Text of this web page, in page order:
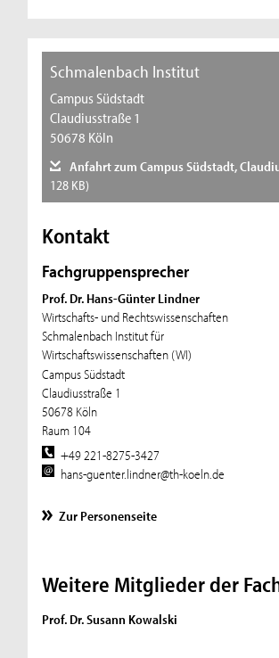
Schmalenbach Institut
Campus Südstadt
Claudiusstraße 1
50678 Köln
Anfahrt zum Campus Südstadt,
128 KB)
Kontakt
Fachgruppensprecher
Prof. Dr. Hans-Günter Lindner
Wirtschafts- und Rechtswissenschaften
Schmalenbach Institut für
Wirtschaftswissenschaften (WI)
Campus Südstadt
Claudiusstraße 1
50678 Köln
Raum 104
+49 221-8275-3427
hans-guenter.lindner@th-koeln.de
Zur Personenseite
Weitere Mitglieder der
Prof. Dr. Susann Kowalski